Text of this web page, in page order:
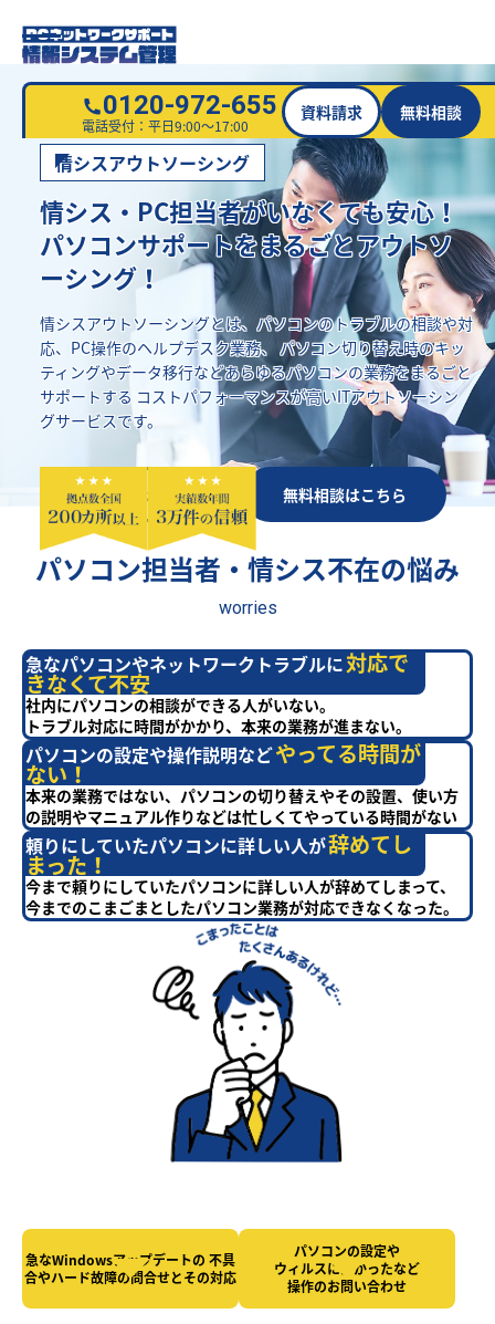
0120-972-655
電話受付：平日9:00～17:00
資料請求 無料相談
情シスアウトソーシング
情シス・PC担当者がいなくても安心！
パソコンサポートをまるごとアウトソ
ーシング！
情シスアウトソーシングとは、パソコンのトラブルの相談や対
応、PC操作のヘルプデスク業務、 パソコン切り替え時のキッ
ティングやデータ移行などあらゆるパソコンの業務をまるごと
サポートする コストパフォーマンスが高いITアウトソーシン
グサービスです。
資料請求はこちら 無料相談はこちら
パソコン担当者・情シス不在の悩み
worries
急なパソコンやネットワークトラブルに対応で
きなくて不安
社内にパソコンの相談ができる人がいない。
トラブル対応に時間がかかり、本来の業務が進まない。
パソコンの設定や操作説明などやってる時間が
ない！
本来の業務ではない、パソコンの切り替えやその設置、使い方
の説明やマニュアル作りなどは忙しくてやっている時間がない
頼りにしていたパソコンに詳しい人が辞めてし
まった！
今まで頼りにしていたパソコンに詳しい人が辞めてしまって、
今までのこまごまとしたパソコン業務が対応できなくなった。
急なWindowsアップデートの 不具
合やハード故障の問合せとその対応
パソコンの設定や
ウィルスにかかったなど
操作のお問い合わせ